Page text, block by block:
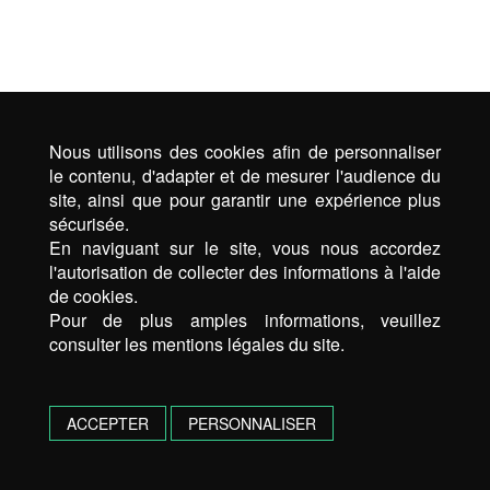
Nous utilisons des cookies afin de personnaliser
le contenu, d'adapter et de mesurer l'audience du
site, ainsi que pour garantir une expérience plus
sécurisée.
En naviguant sur le site, vous nous accordez
l'autorisation de collecter des informations à l'aide
de cookies.
Pour de plus amples informations, veuillez
consulter les mentions légales du site.
ACCEPTER PERSONNALISER